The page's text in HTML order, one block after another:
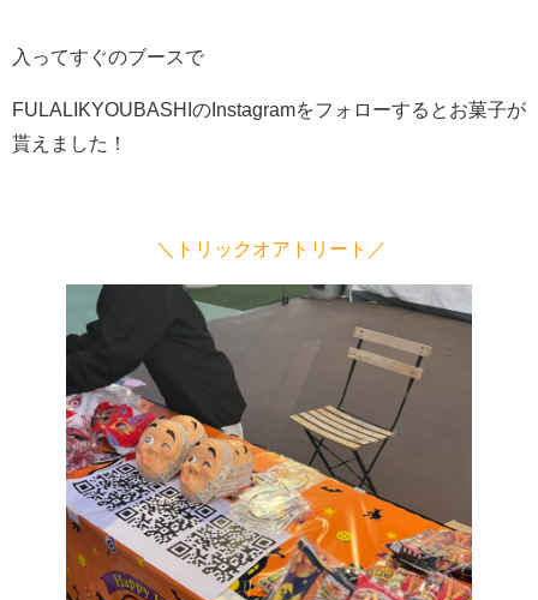
入ってすぐのブースで
FULALIKYOUBASHI の Instagramをフォローするとお菓子が
貰えました！
＼トリックオアトリート／